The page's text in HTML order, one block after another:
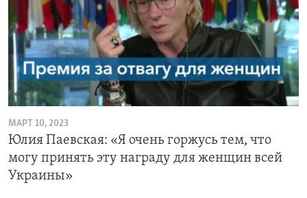
МАРТ 10, 2023
Юлия Паевская: «Я очень горжусь тем, что
могу принять эту награду для женщин всей
Украины»